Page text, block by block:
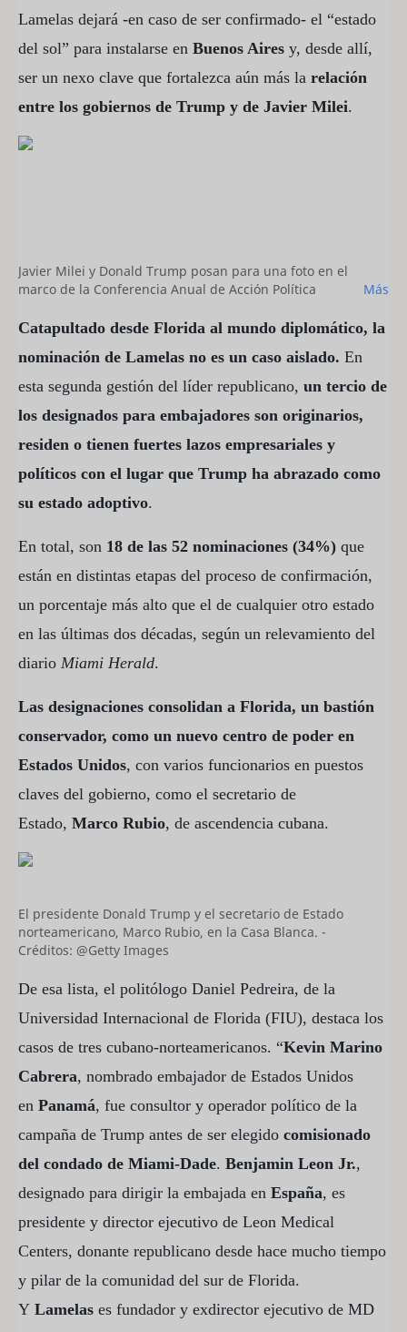
Lamelas dejará -en caso de ser confirmado- el “estado
del sol” para instalarse en Buenos Aires y, desde allí,
ser un nexo clave que fortalezca aún más la relación
entre los gobiernos de Trump y de Javier Milei.
Javier Milei y Donald Trump posan para una foto en el
marco de la Conferencia Anual de Acción Política
Convention Center de National Harbor, en Oxon Hill,
Créditos: @HANDOUT
Más
Catapultado desde Florida al mundo diplomático, la
nominación de Lamelas no es un caso aislado. En
esta segunda gestión del líder republicano, un tercio de
los designados para embajadores son originarios,
residen o tienen fuertes lazos empresariales y
políticos con el lugar que Trump ha abrazado como
su estado adoptivo.
En total, son 18 de las 52 nominaciones (34%) que
están en distintas etapas del proceso de confirmación,
un porcentaje más alto que el de cualquier otro estado
en las últimas dos décadas, según un relevamiento del
diario Miami Herald.
Las designaciones consolidan a Florida, un bastión
conservador, como un nuevo centro de poder en
Estados Unidos, con varios funcionarios en puestos
claves del gobierno, como el secretario de
Estado, Marco Rubio, de ascendencia cubana.
El presidente Donald Trump y el secretario de Estado
norteamericano, Marco Rubio, en la Casa Blanca. -
Créditos: @Getty Images
De esa lista, el politólogo Daniel Pedreira, de la
Universidad Internacional de Florida (FIU), destaca los
casos de tres cubano-norteamericanos. “Kevin Marino
Cabrera, nombrado embajador de Estados Unidos
en Panamá, fue consultor y operador político de la
campaña de Trump antes de ser elegido comisionado
del condado de Miami-Dade. Benjamin Leon Jr.,
designado para dirigir la embajada en España, es
presidente y director ejecutivo de Leon Medical
Centers, donante republicano desde hace mucho tiempo
y pilar de la comunidad del sur de Florida.
Y Lamelas es fundador y exdirector ejecutivo de MD